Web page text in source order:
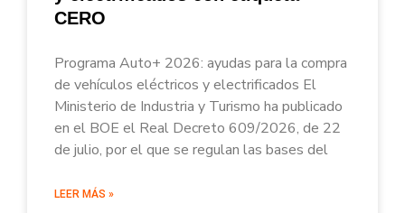
CERO
Programa Auto+ 2026: ayudas para la compra
de vehículos eléctricos y electrificados El
Ministerio de Industria y Turismo ha publicado
en el BOE el Real Decreto 609/2026, de 22
de julio, por el que se regulan las bases del
LEER MÁS »